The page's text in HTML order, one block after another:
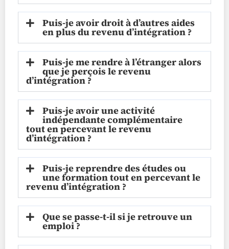
Puis-je avoir droit à d’autres aides
en plus du revenu d’intégration ?
Puis-je me rendre à l’étranger alors
que je perçois le revenu
d’intégration ?
Puis-je avoir une activité
indépendante complémentaire
tout en percevant le revenu
d’intégration ?
Puis-je reprendre des études ou
une formation tout en percevant le
revenu d’intégration ?
Que se passe-t-il si je retrouve un
emploi ?